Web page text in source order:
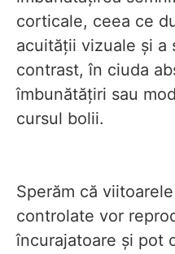
corticale, ceea ce
acuității vizuale și a
contrast, în ciuda
îmbunătățiri sau
cursul bolii.
Sperăm că
controlate vor
încurajatoare și pot